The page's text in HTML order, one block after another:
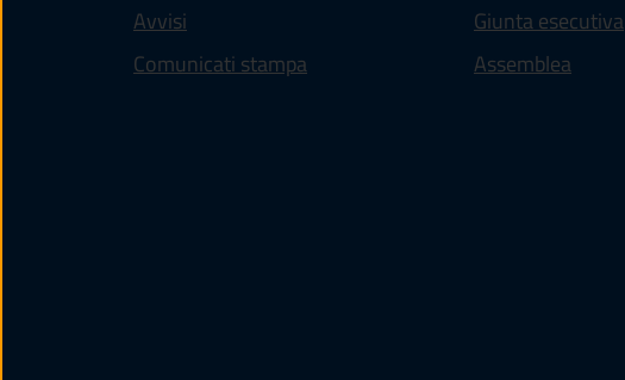
Avvisi
Comunicati stampa
Giunta esecutiva
Assemblea